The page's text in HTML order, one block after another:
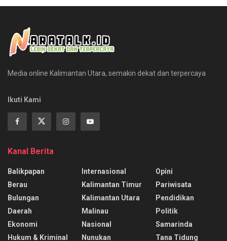
Media online Kalimantan Utara, semakin dekat dan terpercaya
Ikuti Kami
Kanal Berita
Balikpapan
Berau
Bulungan
Daerah
Ekonomi
Hukum & Kriminal
Internasional
Kalimantan Timur
Kalimantan Utara
Malinau
Nasional
Nunukan
Opini
Pariwisata
Pendidikan
Politik
Samarinda
Tana Tidung